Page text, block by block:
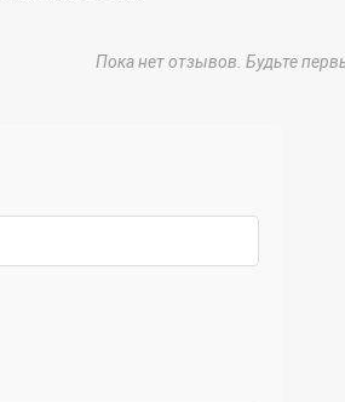
Пока нет отзывов. Будьте